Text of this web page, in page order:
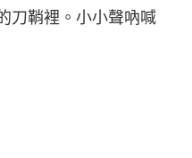
刀鞘裡。小小聲吶喊